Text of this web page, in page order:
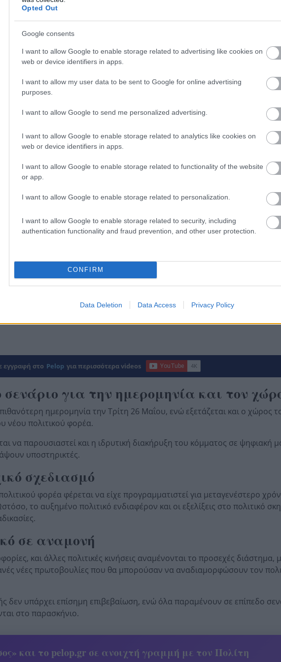
Opted Out
Google consents
I want to allow Google to enable storage related to advertising like cookies on
web or device identifiers in apps.
I want to allow my user data to be sent to Google for online advertising
purposes.
I want to allow Google to send me personalized advertising.
I want to allow Google to enable storage related to analytics like cookies on
web or device identifiers in apps.
I want to allow Google to enable storage related to functionality of the website
or app.
I want to allow Google to enable storage related to personalization.
I want to allow Google to enable storage related to security, including
authentication functionality and fraud prevention, and other user protection.
CONFIRM
Data Deletion Data Access Privacy Policy
εγγραφή στο Pelop για περισσότερα videos
για την ημερομηνία και τον
ημερομηνία την Τρίτη 26 Μαΐου, ενώ εξετάζεται και ο χώρος
νέου πολιτικού φορέα.
να παρουσιαστεί και η ιδρυτική διακήρυξη του κόμματος σε ψηφιακή
υποστηρικτές.
σχεδιασμό
φορέα φέρεται να είχε προγραμματιστεί για μεταγενέστερο
το αυξημένο πολιτικό ενδιαφέρον και οι εξελίξεις στο πολιτικό
σε αναμονή
και άλλες πολιτικές κινήσεις αναμένονται το προσεχές διάστημα,
νέες πρωτοβουλίες που θα μπορούσαν να αναδιαμορφώσουν τον
δεν υπάρχει επίσημη επιβεβαίωση, ενώ όλα παραμένουν σε επίπεδο
στο παρασκήνιο.
και το pelop.gr σε ανοιχτή γραμμή με τον Πολίτη